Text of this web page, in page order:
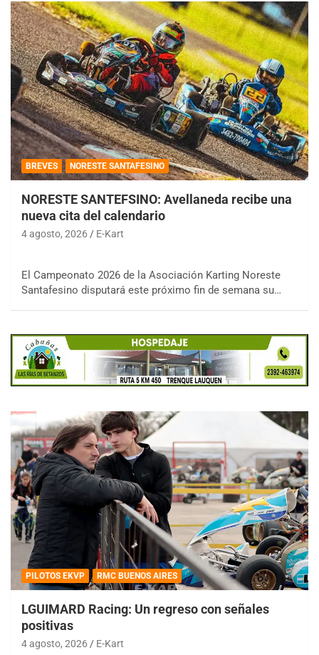
BREVES NORESTE SANTAFESINO
NORESTE SANTEFSINO: Avellaneda recibe una
nueva cita del calendario
4 agosto, 2026 E-Kart
El Campeonato 2026 de la Asociación Karting Noreste
Santafesino disputará este próximo fin de semana su…
PILOTOS EKVP RMC BUENOS AIRES
LGUIMARD Racing: Un regreso con señales
positivas
4 agosto, 2026 E-Kart